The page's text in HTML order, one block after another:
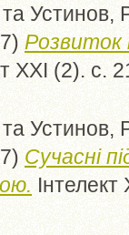
та Устинов,
Розвиток
ХХІ (2). с.
та Устинов,
Сучасні